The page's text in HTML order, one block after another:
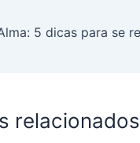
relacionados